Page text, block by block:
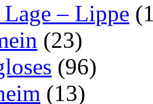
– Lippe
(23)
(96)
(13)